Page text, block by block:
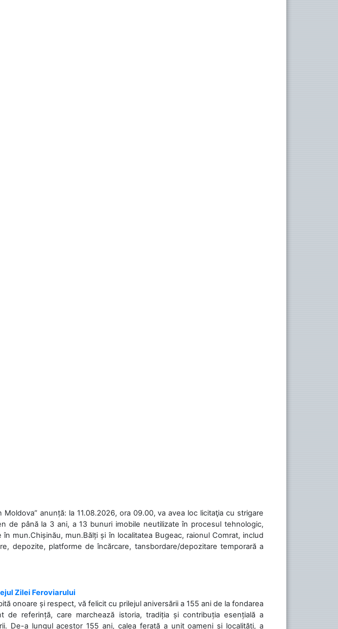
Moldova” anunță: la 11.08.2026, ora 09.00, va avea loc licitaţia cu strigare
de până la 3 ani, a 13 bunuri imobile neutilizate în procesul tehnologic,
mun.Chișinău, mun.Bălți și în localitatea Bugeac, raionul Comrat, includ
depozite, platforme de încărcare, tansbordare/depozitare temporară a
Zilei Feroviarului
onoare și respect, vă felicit cu prilejul aniversării a 155 ani de la fondarea
de referință, care marchează istoria, tradiția și contribuția esențială a
De-a lungul acestor 155 ani, calea ferată a unit oameni și localități, a